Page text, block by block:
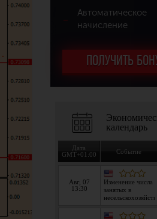
Автоматическое
начисление
ПОЛУЧИТЬ